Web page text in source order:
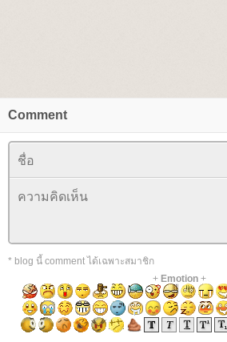
Comment
* blog นี้ comment ได้เฉพาะสมาชิก
+ Emotion+